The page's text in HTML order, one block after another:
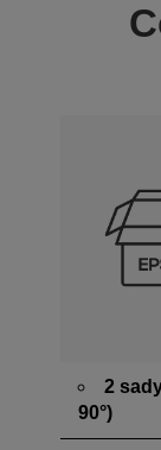
2
90°)